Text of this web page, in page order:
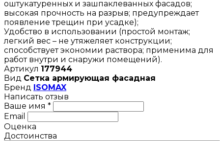
оштукатуренных и зашпаклеванных фасадов;
высокая прочность на разрыв; предупреждает
появление трещин при усадке);
Удобство в использовании (простой монтаж;
легкий вес – не утяжеляет конструкции;
способствует экономии раствора; применима для
работ внутри и снаружи помещений).
Артикул 177944
Вид Сетка армирующая фасадная
Бренд ISOMAX
Написать отзыв
Ваше имя *
Email
Оценка
Достоинства